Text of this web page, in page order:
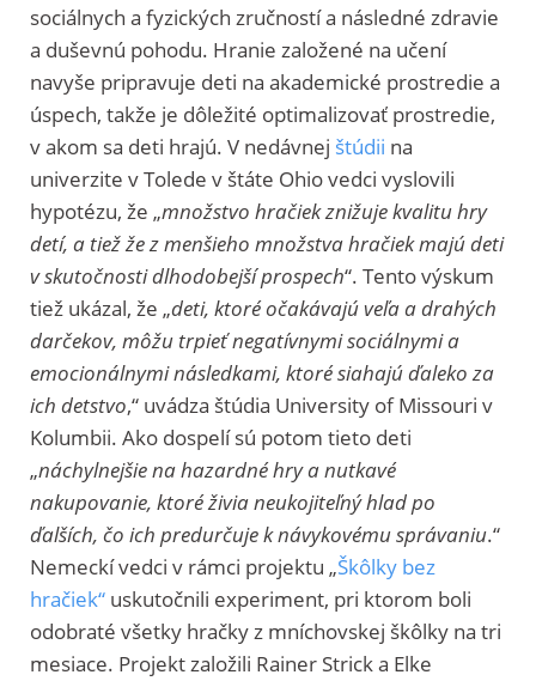
sociálnych a fyzických zručností a následné zdravie
a duševnú pohodu. Hranie založené na učení
navyše pripravuje deti na akademické prostredie a
úspech, takže je dôležité optimalizovať prostredie,
v akom sa deti hrajú. V nedávnej štúdii na
univerzite v Tolede v štáte Ohio vedci vyslovili
hypotézu, že „množstvo hračiek znižuje kvalitu hry
detí, a tiež že z menšieho množstva hračiek majú deti
v skutočnosti dlhodobejší prospech“. Tento výskum
tiež ukázal, že „deti, ktoré očakávajú veľa a drahých
darčekov, môžu trpieť negatívnymi sociálnymi a
emocionálnymi následkami, ktoré siahajú ďaleko za
ich detstvo,“ uvádza štúdia University of Missouri v
Kolumbii. Ako dospelí sú potom tieto deti
„náchylnejšie na hazardné hry a nutkavé
nakupovanie, ktoré živia neukojiteľný hlad po
ďalších, čo ich predurčuje k návykovému správaniu.“
Nemeckí vedci v rámci projektu „Škôlky bez
hračiek“ uskutočnili experiment, pri ktorom boli
odobraté všetky hračky z mníchovskej škôlky na tri
mesiace. Projekt založili Rainer Strick a Elke